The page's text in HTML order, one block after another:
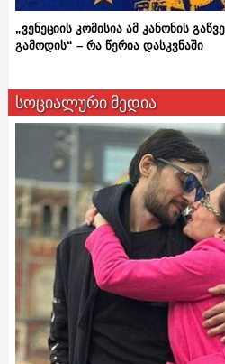
„ვენეციის კომისია ამ კანონის
გამოდის“ – რა წერია დასკვნაში
სოციალური მედია